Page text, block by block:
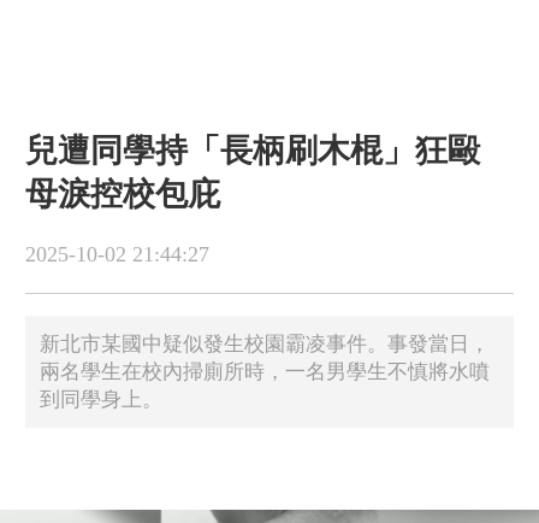
兒遭同學持「長柄刷木棍」狂毆
母淚控校包庇
2025-10-02 21:44:27
新北市某國中疑似發生校園霸凌事件。事發當日，
兩名學生在校內掃廁所時，一名男學生不慎將水噴
到同學身上。